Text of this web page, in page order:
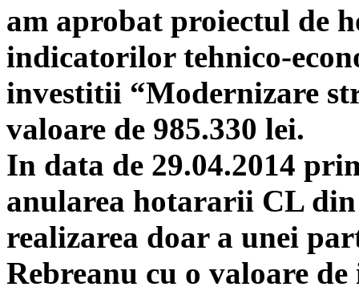
am aprobat proiectul de
indicatorilor tehnico-
investitii “Modernizare
valoare de 985.330 lei.
In data de 29.04.2014
anularea hotararii CL din
realizarea doar a unei
Rebreanu cu o valoare